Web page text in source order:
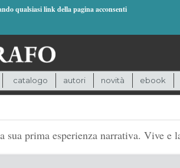
qualsiasi link della pagina acconsenti
catalogo autori novità ebook
prima esperienza narrativa. Vive e